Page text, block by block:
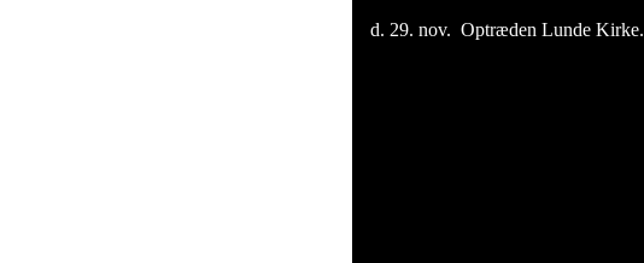
d. 29. nov. Optræden Lunde Kirke.